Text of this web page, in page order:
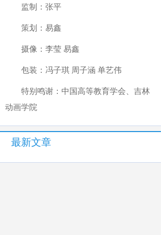
监制：张平
策划：易鑫
摄像：李莹 易鑫
包装：冯子琪 周子涵 单艺伟
特别鸣谢：中国高等教育学会、吉林
动画学院
最新文章